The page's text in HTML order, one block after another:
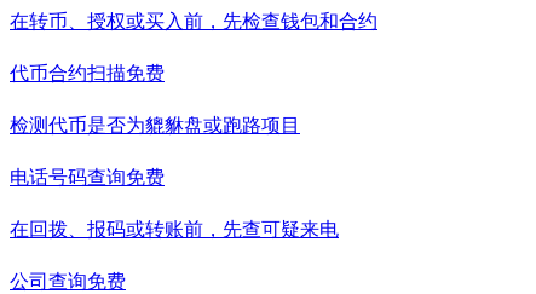
在转币、授权或买入前，先检查钱包和合约
代币合约扫描免费
检测代币是否为貔貅盘或跑路项目
电话号码查询免费
在回拨、报码或转账前，先查可疑来电
公司查询免费